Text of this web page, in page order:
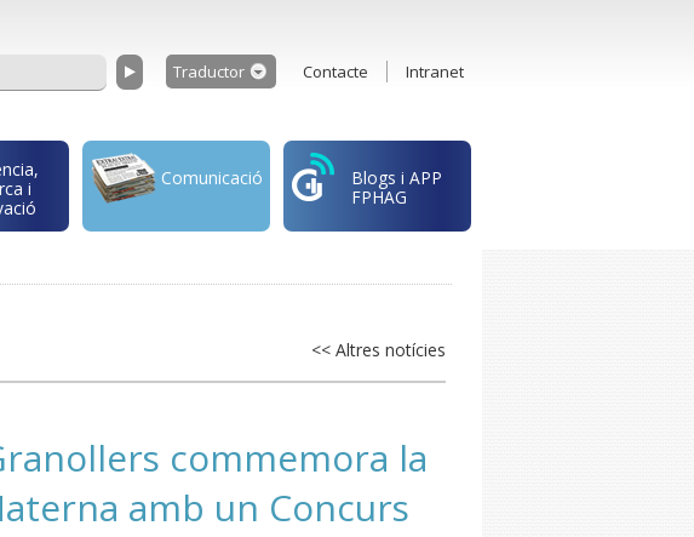
Traductor Contacte Intranet
i
Comunicació
Blogs i APP
FPHAG
<< Altres notícies
commemora la
amb un Concurs